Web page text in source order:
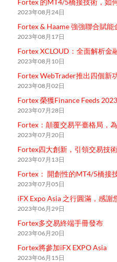
Fortex 的MT4/5橋接技術，如
2023年08月24日
Fortex & Haame 強強聯合賦
2023年08月17日
Fortex XCLOUD：全面解析金
2023年08月10日
Fortex WebTrader推出四個新
2023年08月02日
Fortex 榮獲Finance Feeds
2023年07月28日
Fortex：顛覆交易平臺格局，
2023年07月20日
Fortex四大創新，引領交易技
2023年07月13日
Fortex： 開創性的MT4/5橋接
2023年07月05日
iFX Expo Asia 之行圓滿，感謝
2023年06月29日
Fortex多交易終端手冊發布
2023年06月20日
Fortex將參加iFX EXPO Asia
2023年06月15日